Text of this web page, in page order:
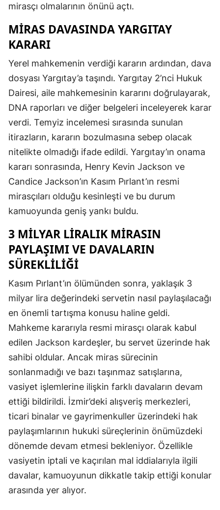
mirasçı olmalarının önünü açtı.
MIRAS DAVASINDA YARGITAY
KARARI
Yerel mahkemenin verdiği kararın ardından, dava
dosyası Yargıtay’a taşındı. Yargıtay 2’nci Hukuk
Dairesi, aile mahkemesinin kararını doğrulayarak,
DNA raporları ve diğer belgeleri inceleyerek karar
verdi. Temyiz incelemesi sırasında sunulan
itirazların, kararın bozulmasına sebep olacak
nitelikte olmadığı ifade edildi. Yargıtay’ın onama
kararı sonrasında, Henry Kevin Jackson ve
Candice Jackson’ın Kasım Pırlant’ın resmi
mirasçıları olduğu kesinleşti ve bu durum
kamuoyunda geniş yankı buldu.
3 MILYAR LIRALIK MIRASIN
PAYLAŞIMI VE DAVALARIN
SÜREKLILIĞI
Kasım Pırlant’ın ölümünden sonra, yaklaşık 3
milyar lira değerindeki servetin nasıl paylaşılacağı
en önemli tartışma konusu haline geldi.
Mahkeme kararıyla resmi mirasçı olarak kabul
edilen Jackson kardeşler, bu servet üzerinde hak
sahibi oldular. Ancak miras sürecinin
sonlanmadığı ve bazı taşınmaz satışlarına,
vasiyet işlemlerine ilişkin farklı davaların devam
ettiği bildirildi. İzmir’deki alışveriş merkezleri,
ticari binalar ve gayrimenkuller üzerindeki hak
paylaşımlarının hukuki süreçlerinin önümüzdeki
dönemde devam etmesi bekleniyor. Özellikle
vasiyetin iptali ve kaçırılan mal iddialarıyla ilgili
davalar, kamuoyunun dikkatle takip ettiği konular
arasında yer alıyor.